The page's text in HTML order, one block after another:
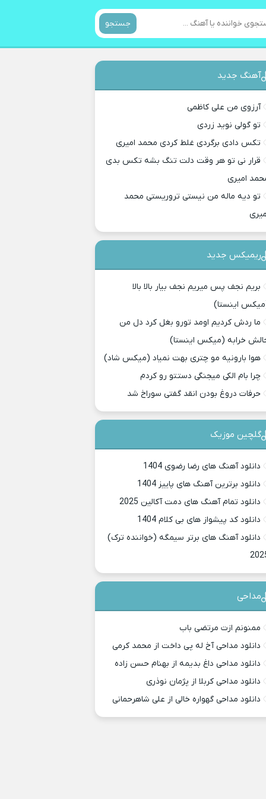
جستجو
آهنگ جدید
آرزوی من علی کاظمی
تو گولی نوید زردی
تکس دادی برگردی غلط کردی محمد امیری
قرار نی تو هر وقت دلت تنگ بشه تکس بدی
امیری
تو دیه ماله من نیستی تروریستی محمد
ریمیکس جدید
بریم نجف پس میریم نجف بیار بالا بالا
اینستا)
ما ردش کردیم اومد تورو بغل کرد دل من
خرابه (میکس اینستا)
هوا بارونیه مو چتری بهت نمیاد (میکس شاد)
چرا بام الکی میجنگی دستتو رو کردم
حرفات دروغ بودن انقد گفتی سوراخ شد
گلچین موزیک
دانلود آهنگ های رضا رضوی 1404
دانلود برترین آهنگ های پاییز 1404
دانلود تمام آهنگ های دمت آکالین 2025
دانلود کد پیشواز های بی کلام 1404
دانلود آهنگ های برتر سیمگه (خواننده ترک)
مداحی
ممنونم ازت مرتضی باب
دانلود مداحی آخ له پی داخت از محمد کرمی
دانلود مداحی داغ بدیمه از بهنام حسن زاده
دانلود مداحی کربلا از پژمان نوذری
دانلود مداحی گهواره خالی از علی شاهرحمانی